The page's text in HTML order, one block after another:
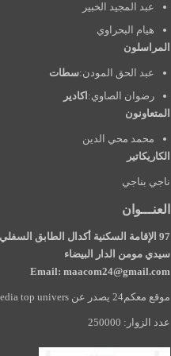
عبد المجيد الخبير
هيام البحراوي
المراسلون
عبد الحق المودن:سطات
رضوان الصاوي: اكادير
المتعاونون
محمد محي الدين
الكاريكاتير
ناجي بناجي
العنـــوان
سيدي مومن الدار البيضاء
Email: maacom24@gmail.com
موقع معكم24 يصدر عن media top univers
عدد الزوار: 250000